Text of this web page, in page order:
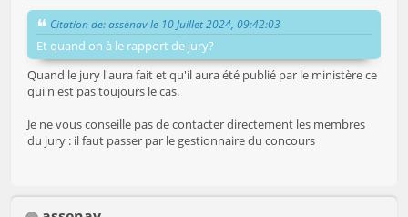
Citation de: assenav le 10 Juillet 2024, 09:42:03
Et quand on à le rapport de jury?
Quand le jury l'aura fait et qu'il aura été publié par le ministère ce
qui n'est pas toujours le cas.
Je ne vous conseille pas de contacter directement les membres
du jury : il faut passer par le gestionnaire du concours